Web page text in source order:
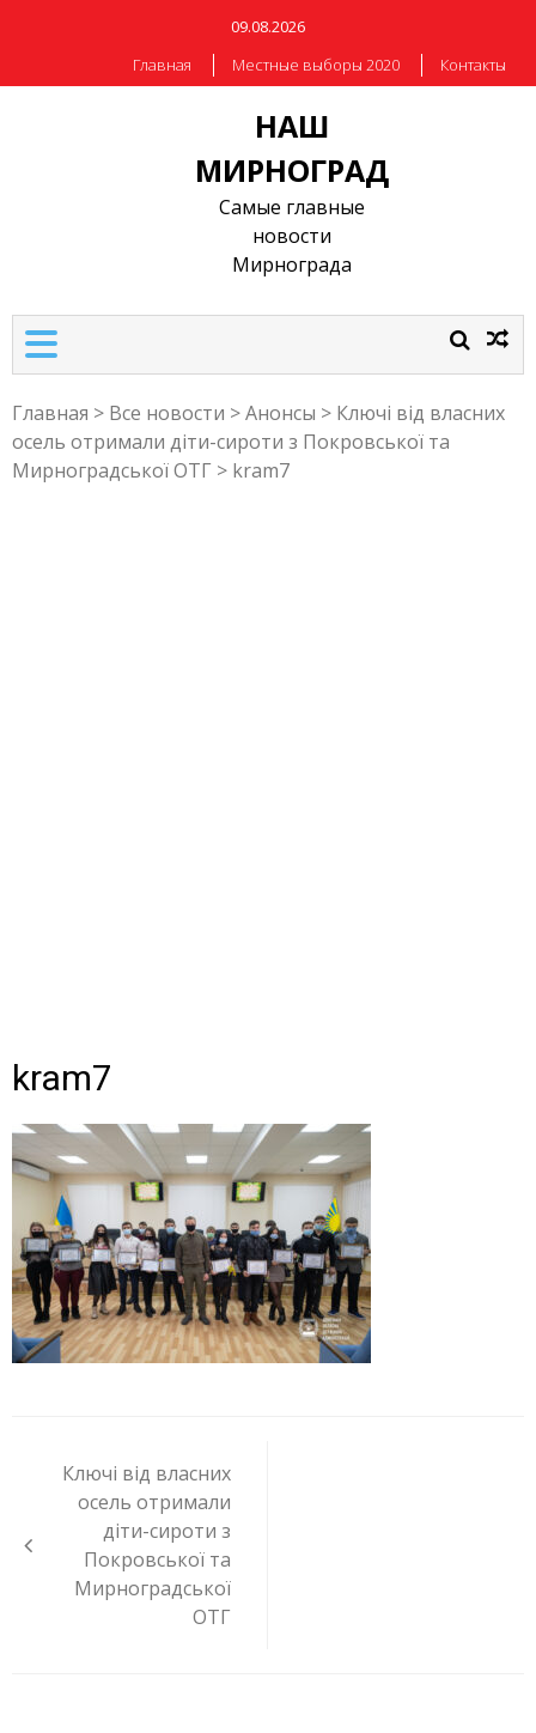
09.08.2026
Главная
Местные выборы 2020 Контакты
НАШ
МИРНОГРАД
Самые главные
новости
Мирнограда
Главная > Все новости >Анонсы > Ключі від власних
осель отримали діти-сироти з Покровської та
Мирноградської ОТГ > kram7
kram7
записям
Ключі від власних
осель отримали
діти-сироти з
Покровської та
Мирноградської
ОТГ